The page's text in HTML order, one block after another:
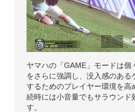
ヤマハの「GAME」モードは個
をさらに強調し、没入感のある
するためのプレイヤー環境を高
続時には小音量でもサラウンド
す。